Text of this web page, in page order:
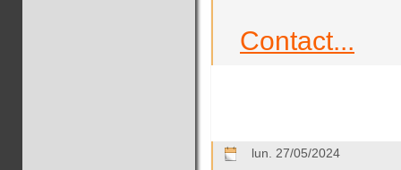
Contact...
lun. 27/05/2024